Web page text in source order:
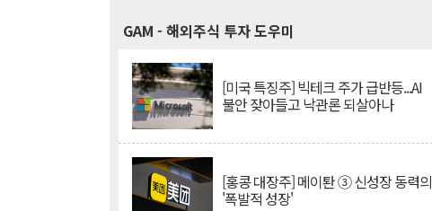
GAM - 해외주식 투자 도우미
[미국 특징주] 빅테크 주가 급반등...AI
불안 잦아들고 낙관론 되살아나
[홍콩 대장주] 메이퇀 ③ 신성장 동력의
'폭발적 성장'